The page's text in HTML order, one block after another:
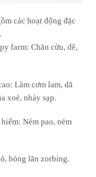
các hoạt động đặc
farm: Chăn cừu, dê,
Làm cơm lam, dã
xoè, nhảy sạp.
Ném pao, ném
bóng lăn zorbing.